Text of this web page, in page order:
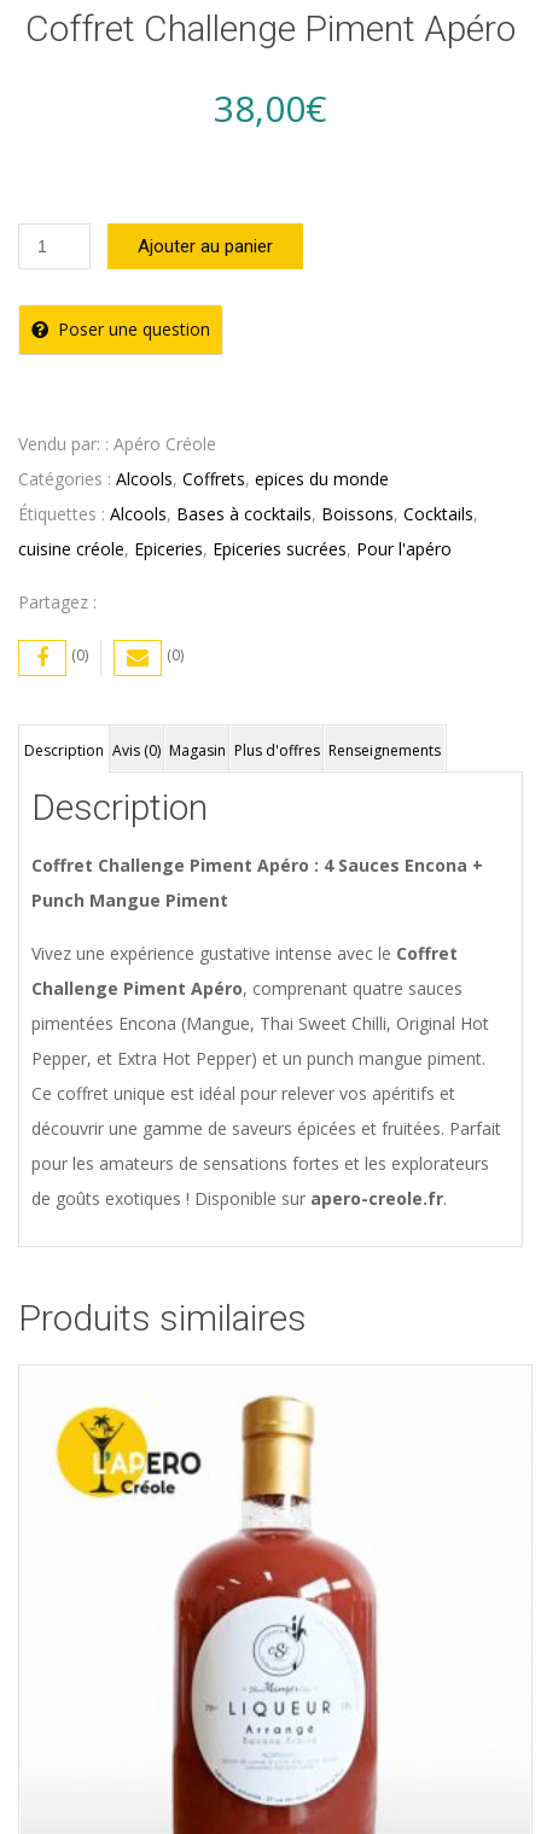
Coffret Challenge Piment Apéro
38,00€
quantité
de
Coffret
Challenge
Ajouter au panier
Poser une question
Vendu par: : Apéro Créole
Catégories : Alcools, Coffrets, epices du monde
Étiquettes : Alcools, Bases à cocktails, Boissons, Cocktails,
cuisine créole, Epiceries, Epiceries sucrées, Pour l'apéro
Partagez :
(0) (0)
Description Avis (0) Magasin Plus d'offres Renseignements
Description
Coffret Challenge Piment Apéro : 4 Sauces Encona +
Punch Mangue Piment
Vivez une expérience gustative intense avec le Coffret
Challenge Piment Apéro, comprenant quatre sauces
pimentées Encona (Mangue, Thai Sweet Chilli, Original Hot
Pepper, et Extra Hot Pepper) et un punch mangue piment.
Ce coffret unique est idéal pour relever vos apéritifs et
découvrir une gamme de saveurs épicées et fruitées. Parfait
pour les amateurs de sensations fortes et les explorateurs
de goûts exotiques ! Disponible sur apero-creole.fr.
Produits similaires